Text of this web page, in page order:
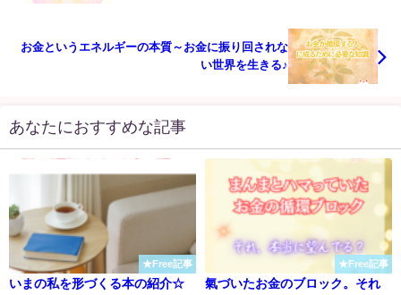
お金というエネルギーの本質～お金に振り回されな
い世界を生きる♪
あなたにおすすめな記事
★Free記事
いまの私を形づくる本の紹介☆
★Free記事
氣づいたお金のブロック。それ